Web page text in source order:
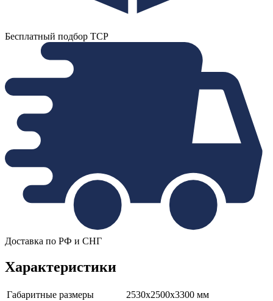
Бесплатный подбор ТСР
Доставка по РФ и СНГ
Характеристики
Габаритные размеры
2530х2500х3300 мм